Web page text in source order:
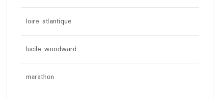
loire atlantique
lucile woodward
marathon